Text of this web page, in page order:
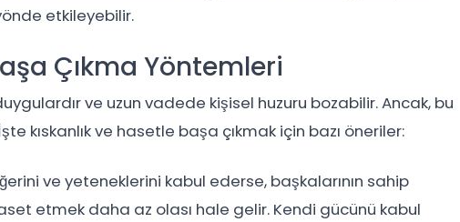
etkileyebilir.
Çıkma Yöntemleri
ve uzun vadede kişisel huzuru bozabilir. Ancak, bu
kıskanlık ve hasetle başa çıkmak için bazı öneriler:
ve yeteneklerini kabul ederse, başkalarının sahip
etmek daha az olası hale gelir. Kendi gücünü kabul